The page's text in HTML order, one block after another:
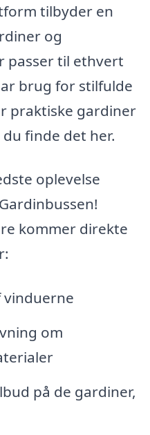
tilbyder en
og
passer til ethvert
brug for stilfulde
praktiske gardiner
finde det her.
oplevelse
kommer direkte
vinduerne
om
på de gardiner,